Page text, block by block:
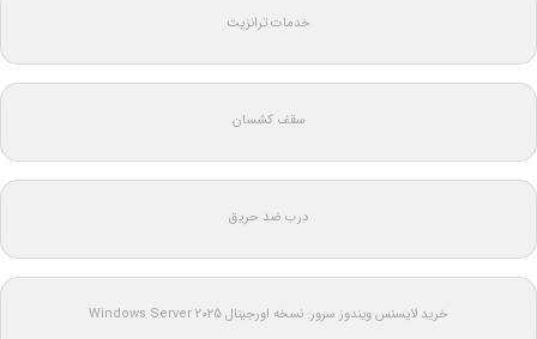
خدمات ترانزیت
سقف کشسان
درب ضد حریق
خرید لایسنس ویندوز سرور: نسخه اورجینال Windows Server 2025